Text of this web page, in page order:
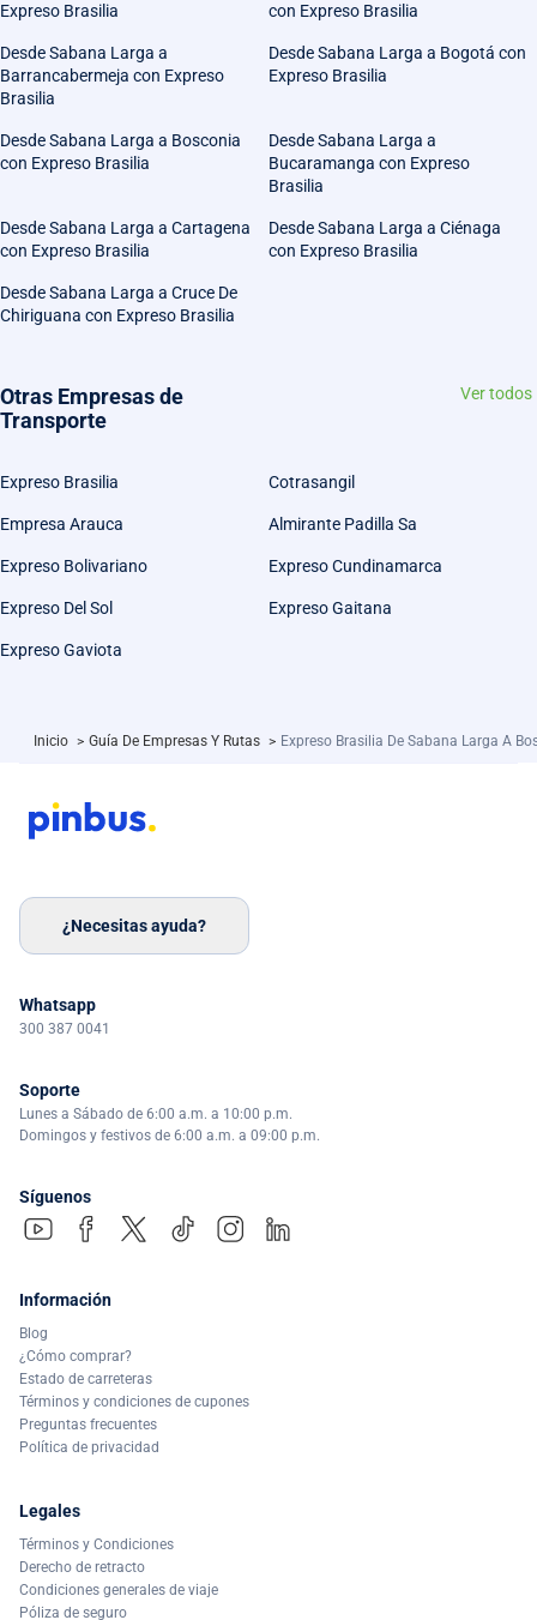
Expreso Brasilia
con Expreso Brasilia
Desde Sabana Larga a
Barrancabermeja con Expreso
Brasilia
Desde Sabana Larga a Bogotá con
Expreso Brasilia
Desde Sabana Larga a Bosconia
con Expreso Brasilia
Desde Sabana Larga a
Bucaramanga con Expreso
Brasilia
Desde Sabana Larga a Cartagena
con Expreso Brasilia
Desde Sabana Larga a Ciénaga
con Expreso Brasilia
Desde Sabana Larga a Cruce De
Chiriguana con Expreso Brasilia
Otras Empresas de
Transporte
Ver todos
Expreso Brasilia Cotrasangil
Empresa Arauca Almirante Padilla Sa
Expreso Bolivariano Expreso Cundinamarca
Expreso Del Sol Expreso Gaitana
Expreso Gaviota
Inicio > Guía De Empresas Y Rutas > Expreso Brasilia De Sabana Larga A
¿Necesitas ayuda?
Whatsapp
300 387 0041
Soporte
Lunes a Sábado de 6:00 a.m. a 10:00 p.m.
Domingos y festivos de 6:00 a.m. a 09:00 p.m.
Síguenos
Información
Blog
¿Cómo comprar?
Estado de carreteras
Términos y condiciones de cupones
Preguntas frecuentes
Política de privacidad
Legales
Términos y Condiciones
Derecho de retracto
Condiciones generales de viaje
Póliza de seguro